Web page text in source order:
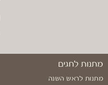
מתנות לחגים
מתנות לראש השנה